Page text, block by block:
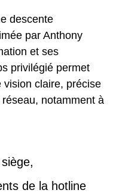
descente
par Anthony
et ses
privilégié permet
vision claire, précise
notamment à
de la hotline